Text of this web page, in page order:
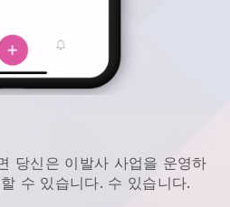
당신은 이발사 사업을 운영하
수 있습니다. 수 있습니다.